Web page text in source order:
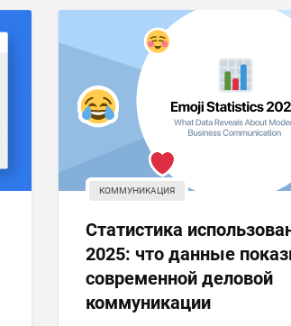
КОММУНИКАЦИЯ
Статистика
2025: что данные
современной деловой
коммуникации